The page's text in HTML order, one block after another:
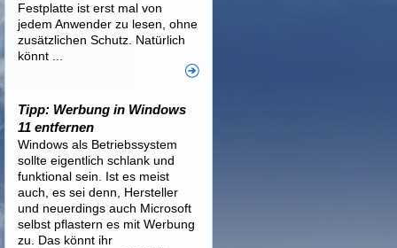
Festplatte ist erst mal von
jedem Anwender zu lesen, ohne
zusätzlichen Schutz. Natürlich
könnt ...
Tipp: Werbung in Windows
11 entfernen
Windows als Betriebssystem
sollte eigentlich schlank und
funktional sein. Ist es meist
auch, es sei denn, Hersteller
und neuerdings auch Microsoft
selbst pflastern es mit Werbung
zu. Das könnt ihr